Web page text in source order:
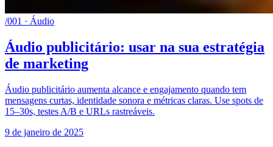
/001 · Áudio
Áudio publicitário: usar na sua estratégia
de marketing
Áudio publicitário aumenta alcance e engajamento quando tem
mensagens curtas, identidade sonora e métricas claras. Use spots de
15–30s, testes A/B e URLs rastreáveis.
9 de janeiro de 2025